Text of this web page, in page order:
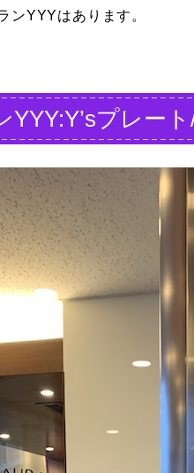
ンYYYはあります。
YYY:Y’sプレー